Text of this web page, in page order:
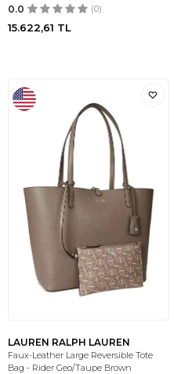
0.0 (0)
15.622,61 TL
LAUREN RALPH LAUREN
Faux-Leather Large Reversible Tote
Bag - Rider Geo/Taupe Brown